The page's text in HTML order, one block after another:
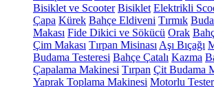
Bisiklet ve Scooter Bisiklet Elektrikli
Çapa Kürek Bahçe Eldiveni Tırmık
Makası Fide Dikici ve Sökücü Orak
Çim Makası Tırpan Misinası Aşı Bıçağı
Budama Testeresi Bahçe Çatalı Kazma
Çapalama Makinesi Tırpan Çit Budama
Yaprak Toplama Makinesi Motorlu